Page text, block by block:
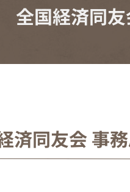
全国経済同
済同友会 事